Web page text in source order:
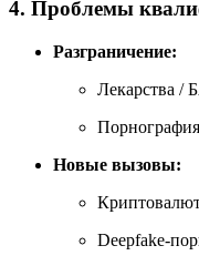
4. Проблемы
Разграничение:
Лекарства /
Новые вызовы:
Deepfake-